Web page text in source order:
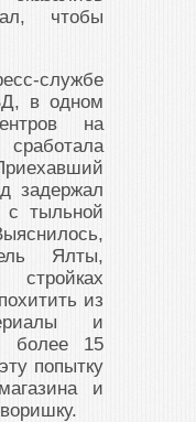
чтобы
службе
в одном
на
задержал
с тыльной
Ялты,
из
и
более 15
попытку
и